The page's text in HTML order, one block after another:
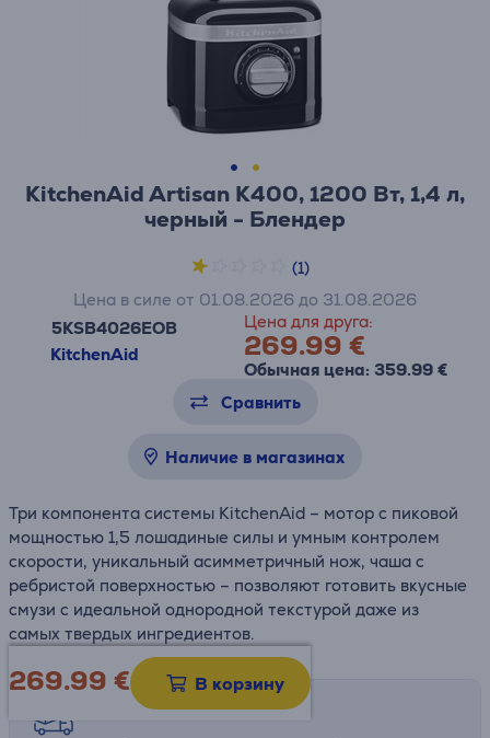
KitchenAid Artisan K400, 1200 Вт, 1,4 л,
черный - Блендер
5KSB4026EOB
KitchenAid
Цена для друга:
269.99 €
Обычная цена: 359.99 €
Цена в силе от 01.08.2026 до 31.08.2026
(1)
Сравнить
Наличие в магазинах
Три компонента системы KitchenAid – мотор с пиковой
мощностью 1,5 лошадиные силы и умным контролем
скорости, уникальный асимметричный нож, чаша с
ребристой поверхностью – позволяют готовить вкусные
смузи с идеальной однородной текстурой даже из
самых твердых ингредиентов.
269.99 € В корзину
Возможности доставки